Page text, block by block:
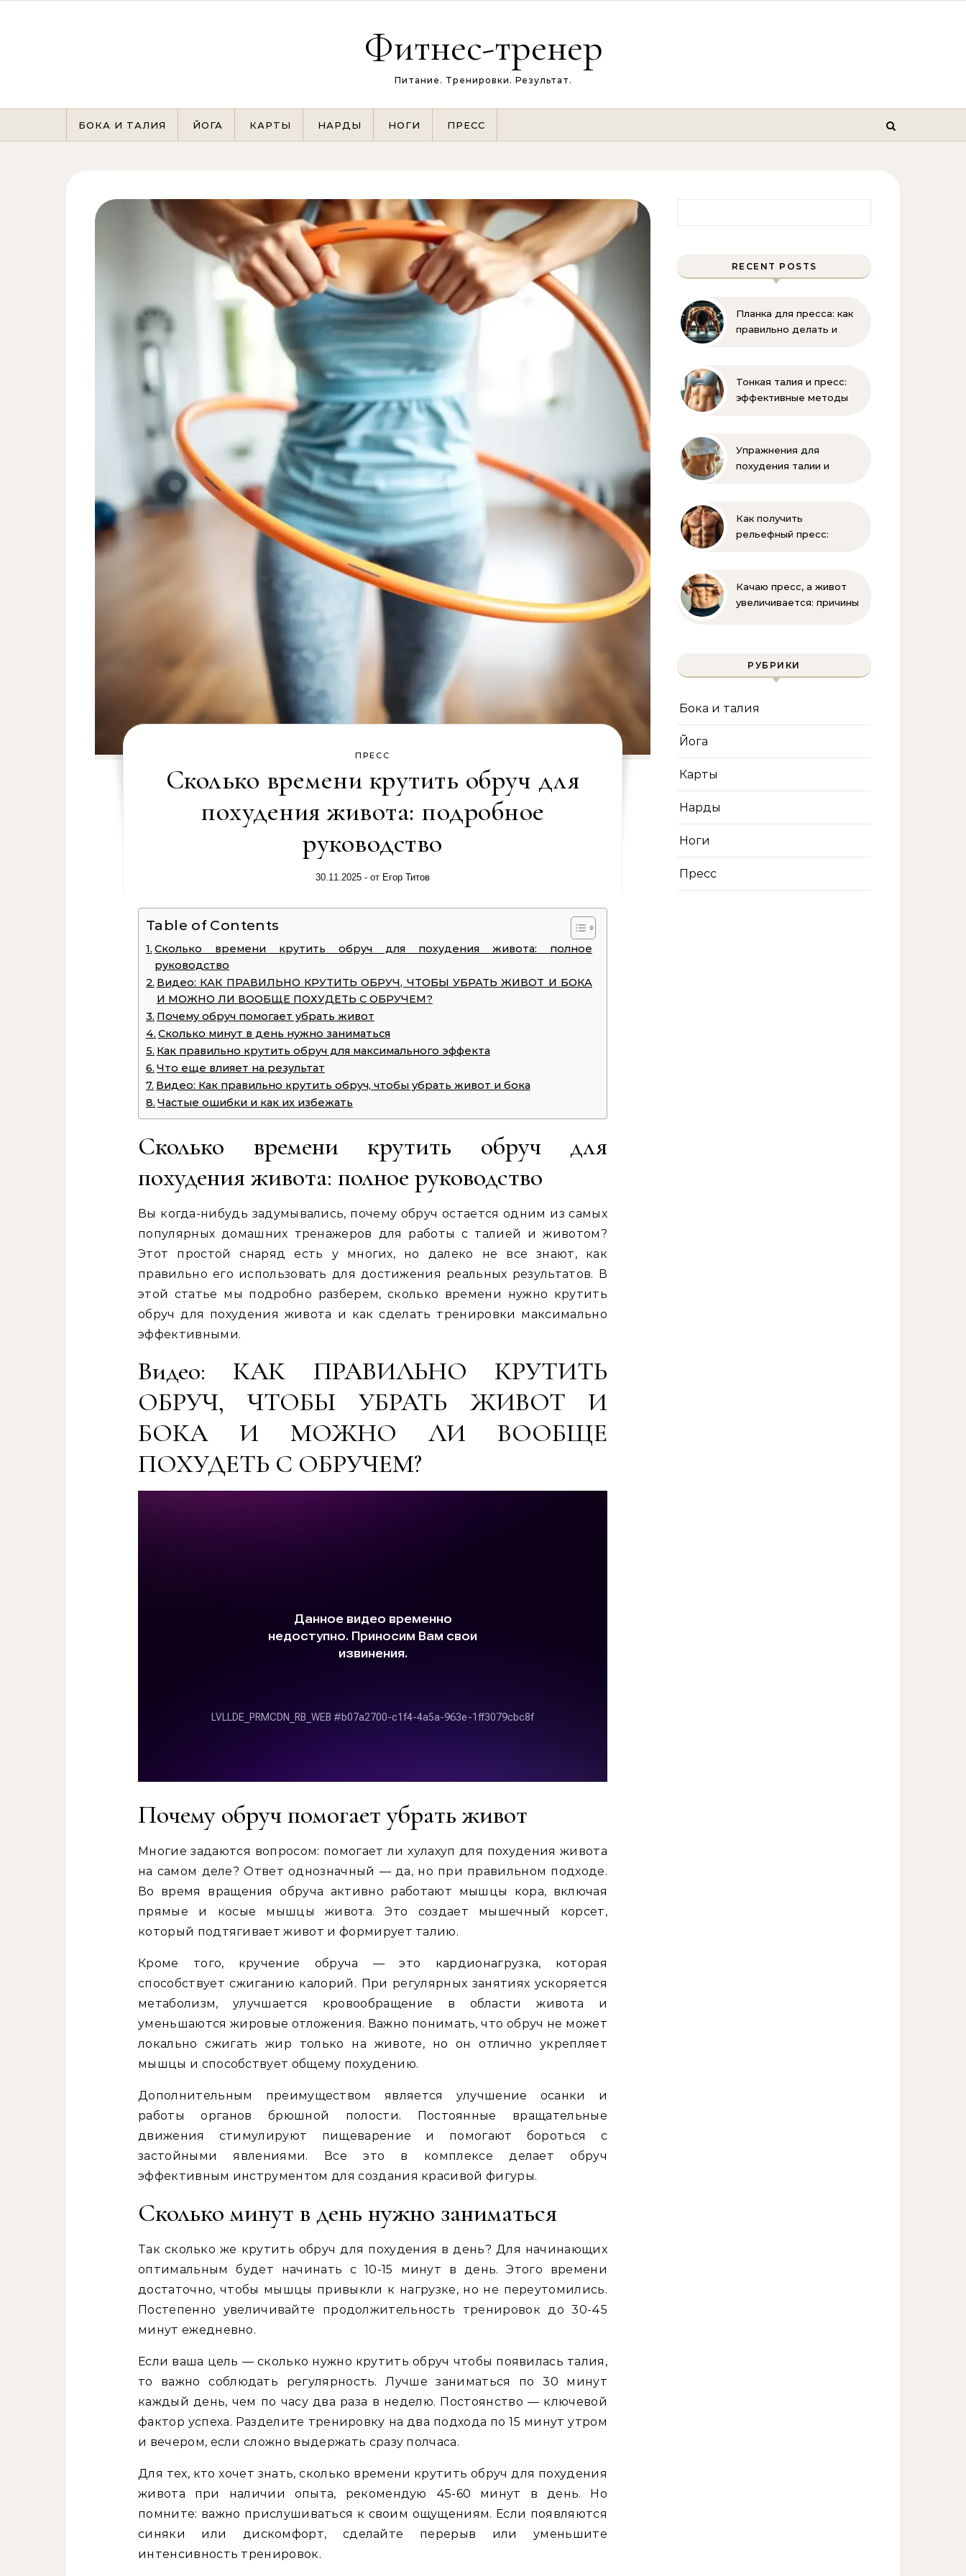
Фитнес-тренер
Питание. Тренировки. Результат.
БОКА И ТАЛИЯ ЙОГА КАРТЫ НАРДЫ НОГИ ПРЕСС
ПРЕСС
Сколько времени крутить обруч для
похудения живота: подробное
руководство
30.11.2025 - от Егор Титов
Table of Contents
Сколько времени крутить обруч для похудения живота: полное
руководство
Видео: КАК ПРАВИЛЬНО КРУТИТЬ ОБРУЧ, ЧТОБЫ УБРАТЬ ЖИВОТ И БОКА
И МОЖНО ЛИ ВООБЩЕ ПОХУДЕТЬ С ОБРУЧЕМ?
Почему обруч помогает убрать живот
Сколько минут в день нужно заниматься
Как правильно крутить обруч для максимального эффекта
Что еще влияет на результат
Видео: Как правильно крутить обруч, чтобы убрать живот и бока
Частые ошибки и как их избежать
Сколько времени крутить обруч для
похудения живота: полное руководство
Вы когда-нибудь задумывались, почему обруч остается одним из самых
популярных домашних тренажеров для работы с талией и животом?
Этот простой снаряд есть у многих, но далеко не все знают, как
правильно его использовать для достижения реальных результатов. В
этой статье мы подробно разберем, сколько времени нужно крутить
обруч для похудения живота и как сделать тренировки максимально
эффективными.
Видео: КАК ПРАВИЛЬНО КРУТИТЬ
ОБРУЧ, ЧТОБЫ УБРАТЬ ЖИВОТ И
БОКА И МОЖНО ЛИ ВООБЩЕ
ПОХУДЕТЬ С ОБРУЧЕМ?
Почему обруч помогает убрать живот
Многие задаются вопросом: помогает ли хулахуп для похудения живота
на самом деле? Ответ однозначный — да, но при правильном подходе.
Во время вращения обруча активно работают мышцы кора, включая
прямые и косые мышцы живота. Это создает мышечный корсет,
который подтягивает живот и формирует талию.
Кроме того, кручение обруча — это кардионагрузка, которая
способствует сжиганию калорий. При регулярных занятиях ускоряется
метаболизм, улучшается кровообращение в области живота и
уменьшаются жировые отложения. Важно понимать, что обруч не может
локально сжигать жир только на животе, но он отлично укрепляет
мышцы и способствует общему похудению.
Дополнительным преимуществом является улучшение осанки и
работы органов брюшной полости. Постоянные вращательные
движения стимулируют пищеварение и помогают бороться с
застойными явлениями. Все это в комплексе делает обруч
эффективным инструментом для создания красивой фигуры.
Сколько минут в день нужно заниматься
Так сколько же крутить обруч для похудения в день? Для начинающих
оптимальным будет начинать с 10-15 минут в день. Этого времени
достаточно, чтобы мышцы привыкли к нагрузке, но не переутомились.
Постепенно увеличивайте продолжительность тренировок до 30-45
минут ежедневно.
Если ваша цель — сколько нужно крутить обруч чтобы появилась талия,
то важно соблюдать регулярность. Лучше заниматься по 30 минут
каждый день, чем по часу два раза в неделю. Постоянство — ключевой
фактор успеха. Разделите тренировку на два подхода по 15 минут утром
и вечером, если сложно выдержать сразу полчаса.
Для тех, кто хочет знать, сколько времени крутить обруч для похудения
живота при наличии опыта, рекомендую 45-60 минут в день. Но
помните: важно прислушиваться к своим ощущениям. Если появляются
синяки или дискомфорт, сделайте перерыв или уменьшите
интенсивность тренировок.
RECENT POSTS
Планка для пресса: как
правильно делать и
Тонкая талия и пресс:
эффективные методы
Упражнения для
похудения талии и
Как получить
рельефный пресс:
Качаю пресс, а живот
увеличивается: причины
РУБРИКИ
Бока и талия
Йога
Карты
Нарды
Ноги
Пресс